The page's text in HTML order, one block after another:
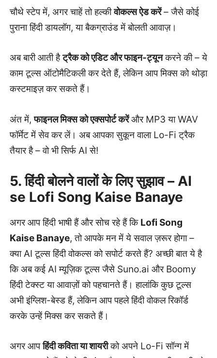
चौथे स्टेप में, अगर चाहें तो हल्कीवोकल्स ऐड करें– जैसे कोई
पुराना हिंदी डायलॉग, या बैकग्राउंड में बोलती आवाज़।
अब बारी आती हैट्रैक को एडिट और फाइन-ट्यूनकरने की – ये
काम टूल्स ऑटोमैटिकली कर देते हैं, लेकिन आप मिक्स को थोड़ा
कस्टमाइज़ कर सकते हैं।
अंत में,फाइनल मिक्स को एक्सपोर्ट करेंऔर MP3 या WAV
फॉर्मेट में सेव कर लें। अब आपका सुकून वाला Lo-Fi ट्रैक
तैयार है – वो भी सिर्फ AI से!
5. हिंदी बोलने वालों के लिए सुझाव – AI
se Lofi Song Kaise Banaye
अगर आप हिंदी भाषी हैं और सोच रहे हैं कि Lofi Song
Kaise Banaye, तो आपके मन में ये सवाल ज़रूर होगा –
क्या AI टूल्स हिंदी वोकल्स को सपोर्ट करते हैं? अच्छी बात ये है
कि अब कई AI म्यूज़िक टूल्स जैसे Suno.ai और Boomy
हिंदी टेक्स्ट या आवाज़ों को पहचानते हैं। हालांकि कुछ टूल्स
अभी इंग्लिश-बेस्ड हैं, लेकिन आप पहले हिंदी वोकल रिकॉर्ड
करके उन्हें मिक्स कर सकते हैं।
अगर आपहिंदी कविता या शायरीको अपने Lo-Fi सॉन्ग में